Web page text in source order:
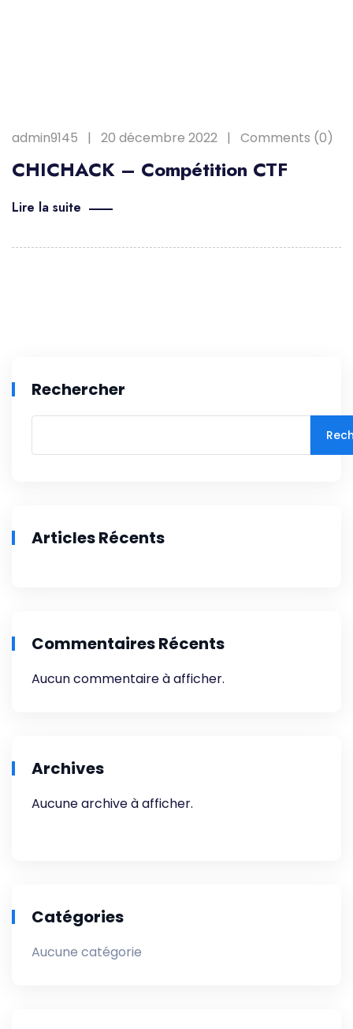
admin9145 20 décembre 2022 Comments (0)
CHICHACK – Compétition CTF
Lire la suite
Rechercher
Articles Récents
Commentaires Récents
Aucun commentaire à afficher.
Archives
Aucune archive à afficher.
Catégories
Aucune catégorie